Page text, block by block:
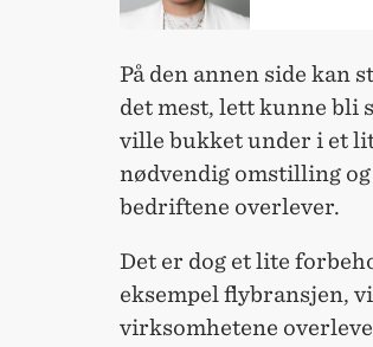
På den annen side kan
det mest, lett kunne bli
ville bukket under i et
nødvendig omstilling
bedriftene overlever.
Det er dog et lite
eksempel flybransjen,
virksomhetene